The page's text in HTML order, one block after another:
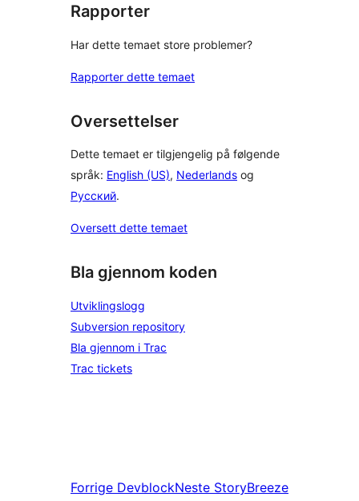
Rapporter
Har dette temaet store problemer?
Rapporter dette temaet
Oversettelser
Dette temaet er tilgjengelig på følgende
språk: English (US), Nederlands og
Русский.
Oversett dette temaet
Bla gjennom koden
Utviklingslogg
Subversion repository
Bla gjennom i Trac
Trac tickets
Forrige DevblockNeste StoryBreeze